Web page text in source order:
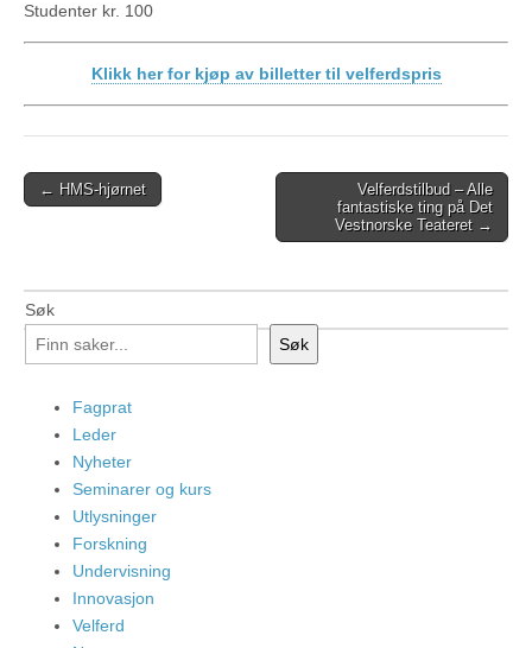
Studenter kr. 100
Klikk her for kjøp av billetter til velferdspris
Post
← HMS-hjørnet
Velferdstilbud – Alle
fantastiske ting på Det
Vestnorske Teateret →
Søk
Søk
Fagprat
Leder
Nyheter
Seminarer og kurs
Utlysninger
Forskning
Undervisning
Innovasjon
Velferd